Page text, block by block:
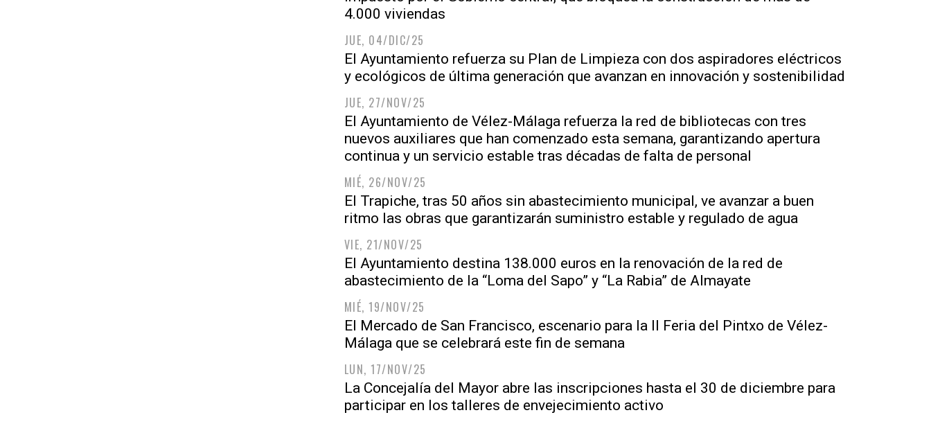
4.000 viviendas
JUE, 04/DIC/25
El Ayuntamiento refuerza su Plan de Limpieza con dos aspiradores eléctricos
y ecológicos de última generación que avanzan en innovación y sostenibilidad
JUE, 27/NOV/25
El Ayuntamiento de Vélez-Málaga refuerza la red de bibliotecas con tres
nuevos auxiliares que han comenzado esta semana, garantizando apertura
continua y un servicio estable tras décadas de falta de personal
MIÉ, 26/NOV/25
El Trapiche, tras 50 años sin abastecimiento municipal, ve avanzar a buen
ritmo las obras que garantizarán suministro estable y regulado de agua
VIE, 21/NOV/25
El Ayuntamiento destina 138.000 euros en la renovación de la red de
abastecimiento de la “Loma del Sapo” y “La Rabia” de Almayate
MIÉ, 19/NOV/25
El Mercado de San Francisco, escenario para la II Feria del Pintxo de Vélez-
Málaga que se celebrará este fin de semana
LUN, 17/NOV/25
La Concejalía del Mayor abre las inscripciones hasta el 30 de diciembre para
participar en los talleres de envejecimiento activo